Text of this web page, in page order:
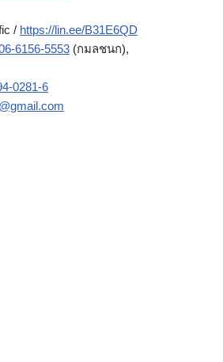
/ https://lin.ee/B31E6QD
6156-5553 (กมลชนก),
0281-6